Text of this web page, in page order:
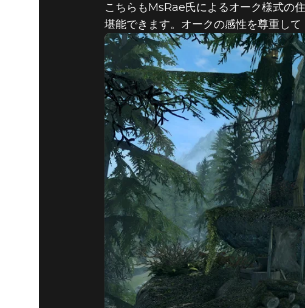
こちらもMsRae氏によるオーク様式の
堪能できます。オークの感性を尊重し